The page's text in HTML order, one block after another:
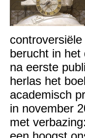
berucht in het
na eerste
herlas het
academisch
in november
met